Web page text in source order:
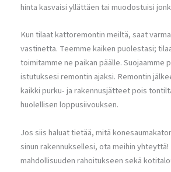
hinta kasvaisi yllättäen tai muodostuisi
Kun tilaat kattoremontin meiltä, saat
vastinetta. Teemme kaiken puolestasi;
toimitamme ne paikan päälle. Suojaamme
istutuksesi remontin ajaksi. Remontin
kaikki purku- ja rakennusjätteet pois
huolellisen loppusiivouksen.
Jos siis haluat tietää, mitä
sinun rakennuksellesi, ota meihin yhteyttä!
mahdollisuuden rahoitukseen sekä